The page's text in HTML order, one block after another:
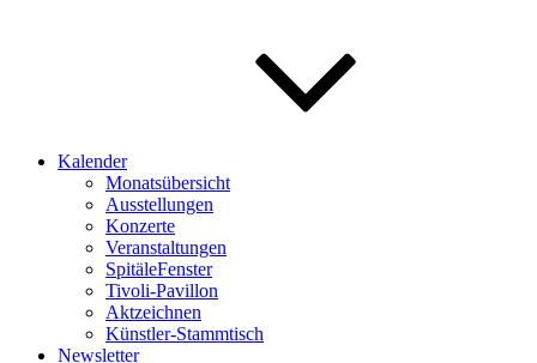
Kalender
Monatsübersicht
Ausstellungen
Konzerte
Veranstaltungen
SpitäleFenster
Tivoli-Pavillon
Aktzeichnen
Künstler-Stammtisch
Newsletter